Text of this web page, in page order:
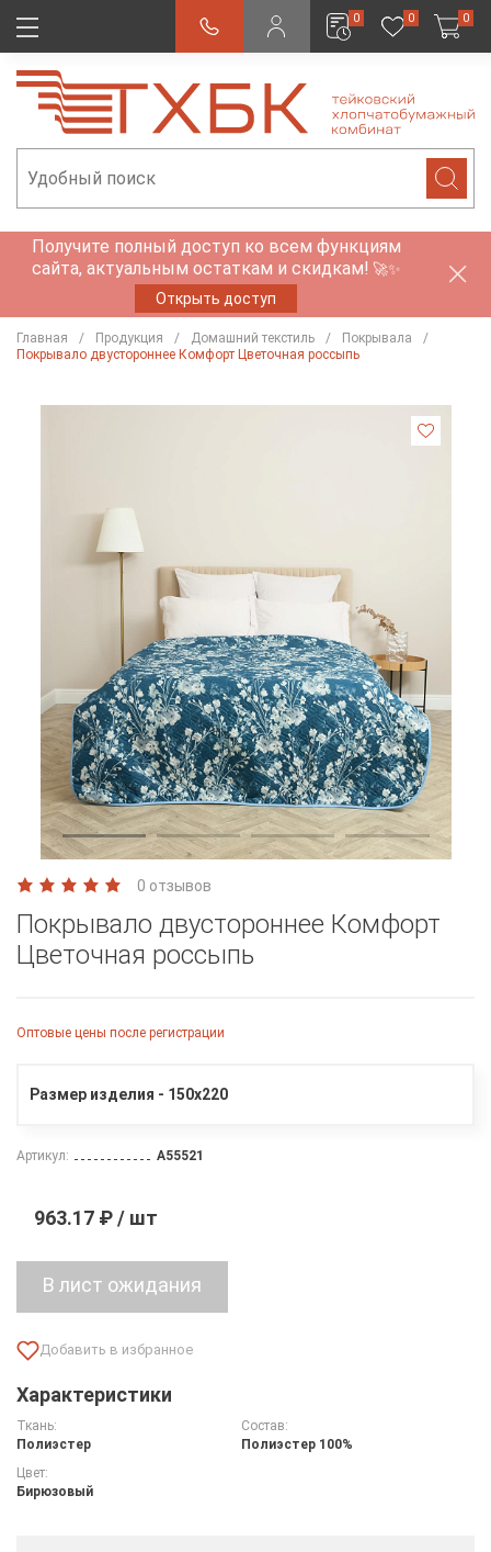
0 0 0
Получите полный доступ ко всем функциям
сайта, актуальным остаткам и скидкам! 🚀✨
Открыть доступ
Главная Продукция Домашний текстиль
Покрывала
Покрывало двустороннее Комфорт Цветочная россыпь
0 отзывов
Покрывало двустороннее Комфорт
Цветочная россыпь
Оптовые цены после регистрации
Размер изделия - 150х220
Артикул: A55521
963.17 ₽ / шт
Характеристики
Ткань:
Полиэстер
Состав:
Полиэстер 100%
Цвет:
Бирюзовый